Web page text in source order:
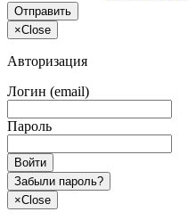
Отправить
×Close
Авторизация
Логин (email)
Пароль
Войти
Забыли пароль?
×Close